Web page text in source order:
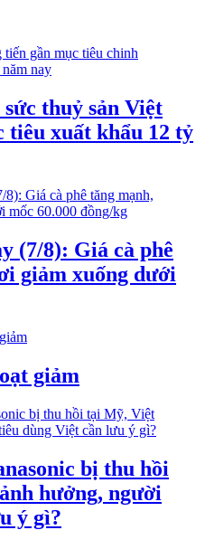
thuỷ sản Việt
tiêu xuất khẩu 12 tỷ
(7/8): Giá cà phê
giảm xuống dưới
giảm
bị thu hồi
hưởng, người
ý gì?